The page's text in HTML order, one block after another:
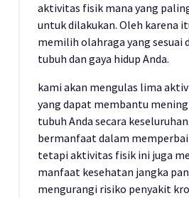
aktivitas fisik mana yang
untuk dilakukan. Oleh karena
memilih olahraga yang sesuai
tubuh dan gaya hidup Anda.
kami akan mengulas lima
yang dapat membantu
tubuh Anda secara
bermanfaat dalam
tetapi aktivitas fisik ini juga
manfaat kesehatan jangka
mengurangi risiko penyakit